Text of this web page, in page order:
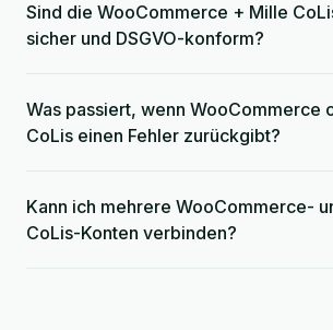
Sind die WooCommerce + Mille
sicher und DSGVO-konform?
Was passiert, wenn WooCommerce
CoLis einen Fehler zurückgibt?
Kann ich mehrere WooCommerce-
CoLis-Konten verbinden?